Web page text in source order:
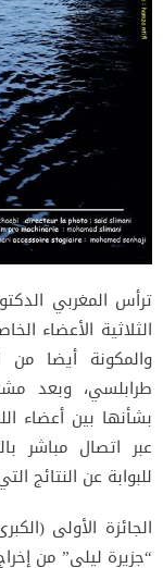
ترأس المغربي
الثلاثية الأعضاء
والمكونة أيضا من
طرابلسي، وبعد
بشأنها بين أعضاء
عبر اتصال مباشر
للبوابة عن النتائج
الجائزة الأولى
“جزيرة ليلى” من